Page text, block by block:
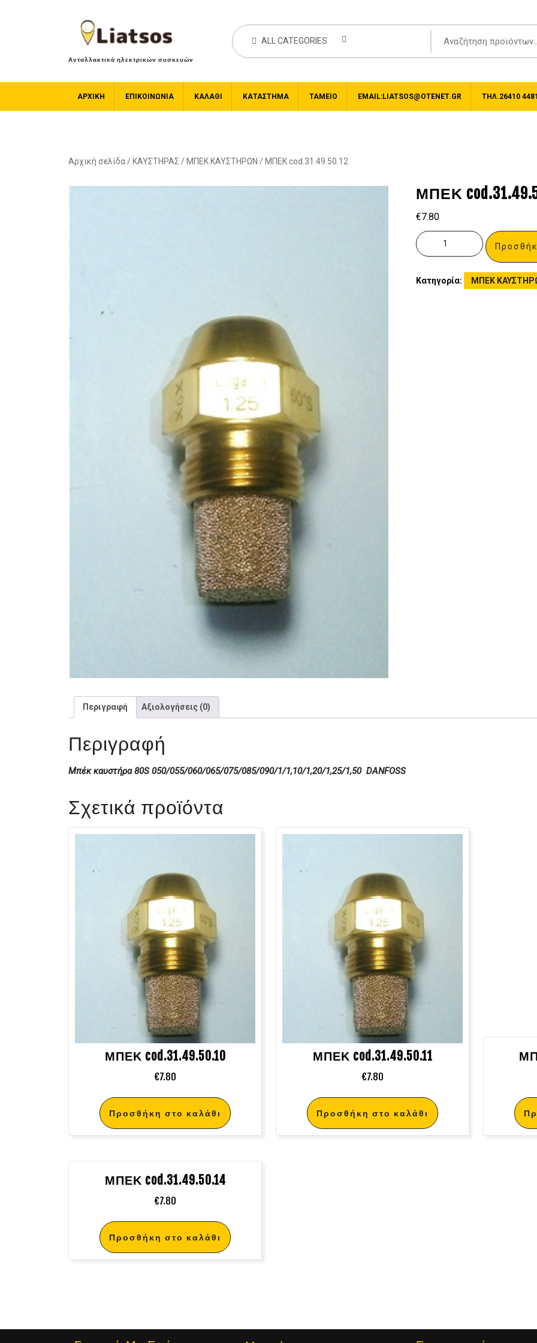
Ανταλλακτικά ηλεκτρικών συσκευών
ALL CATEGORIES
ΑΡΧΙΚΉ ΕΠΙΚΟΙΝΩΝΙΑ ΚΑΛΆΘΙ ΚΑΤΆΣΤΗΜΑ ΤΑΜΕΊΟ EMAIL:LIATSOS@OTENET.GR ΤΗΛ.26410
Αρχική σελίδα / ΚΑΥΣΤΗΡΑΣ / ΜΠΕΚ ΚΑΥΣΤΗΡΩΝ / ΜΠΕΚ cod.31.49.50.12
ΜΠΕΚ
€7.80
Κατηγορία: ΜΠΕΚ
Περιγραφή Αξιολογήσεις (0)
Περιγραφή
Μπέκ καυστήρα 80S 050/055/060/065/075/085/090/1/1,10/1,20/1,25/1,50 DANFOSS
Σχετικά προϊόντα
ΜΠΕΚ cod.31.49.50.10
€7.80
Προσθήκη στο καλάθι
ΜΠΕΚ cod.31.49.50.11
€7.80
Προσθήκη στο καλάθι
ΜΠΕΚ cod.31.49.50.14
€7.80
Προσθήκη στο καλάθι